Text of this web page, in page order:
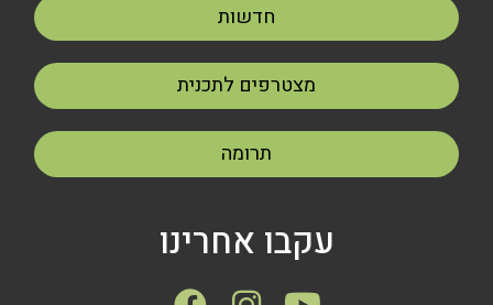
חדשות
מצטרפים לתכנית
תרומה
עקבו אחרינו